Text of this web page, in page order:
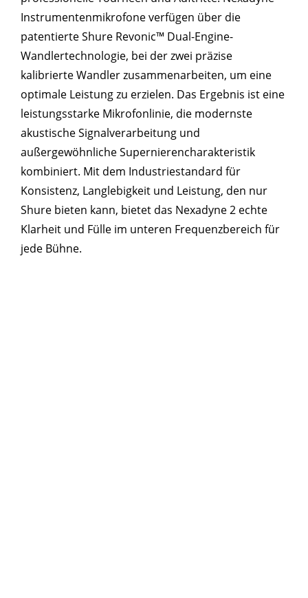
Instrumentenmikrofone verfügen über die
patentierte Shure Revonic™ Dual-Engine-
Wandlertechnologie, bei der zwei präzise
kalibrierte Wandler zusammenarbeiten, um eine
optimale Leistung zu erzielen. Das Ergebnis ist eine
leistungsstarke Mikrofonlinie, die modernste
akustische Signalverarbeitung und
außergewöhnliche Supernierencharakteristik
kombiniert. Mit dem Industriestandard für
Konsistenz, Langlebigkeit und Leistung, den nur
Shure bieten kann, bietet das Nexadyne 2 echte
Klarheit und Fülle im unteren Frequenzbereich für
jede Bühne.